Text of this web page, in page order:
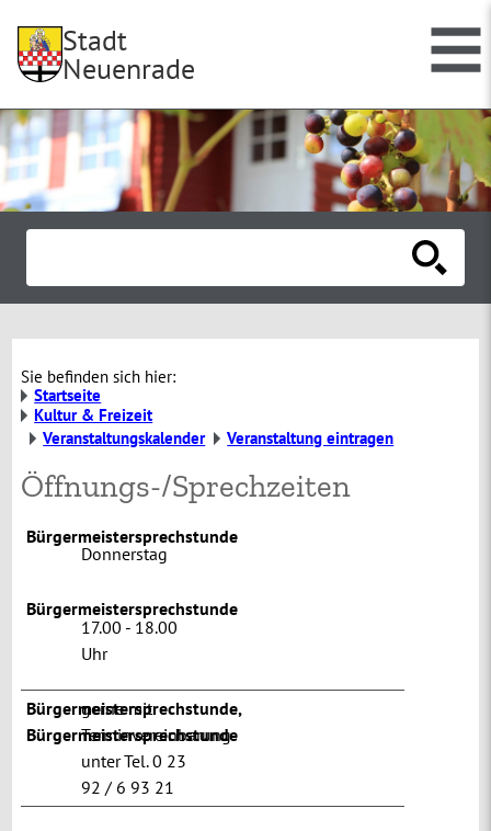
Stadt
Neuenrade
Sie befinden sich hier:
Startseite
Kultur & Freizeit
Veranstaltungskalender
Veranstaltung eintragen
Öffnungs-/Sprechzeiten
Bürgermeistersprechstunde
Donnerstag
Bürgermeistersprechstunde
17.00 - 18.00
Uhr
Bürgermeistersprechstunde,
Bürgermeistersprechstunde
gerne mit
Terminvereinbarung
unter Tel. 0 23
92 / 6 93 21